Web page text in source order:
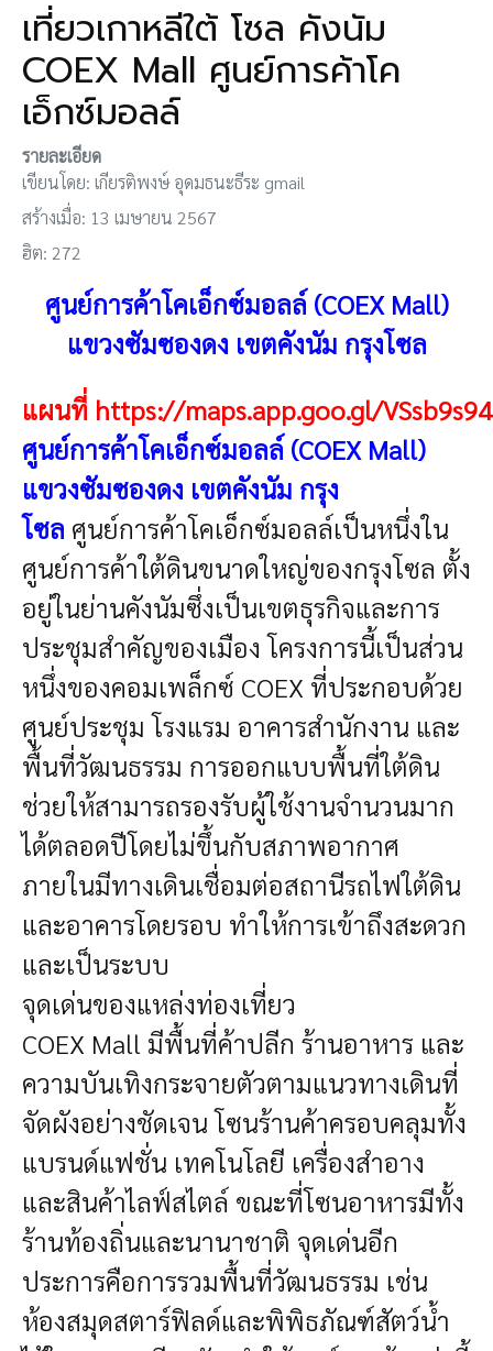
เที่ยวเกาหลีใต้ โซล คังนัม
COEX Mall ศูนย์การค้าโค
เอ็กซ์มอลล์
รายละเอียด
เขียนโดย: เกียรติพงษ์ อุดมธนะธีระ gmail
สร้างเมื่อ: 13 เมษายน 2567
ฮิต: 272
ศูนย์การค้าโคเอ็กซ์มอลล์ (COEX Mall)
แขวงซัมซองดง เขตคังนัม กรุงโซล
แผนที่ https://maps.app.goo.gl/
ศูนย์การค้าโคเอ็กซ์มอลล์ (COEX Mall)
แขวงซัมซองดง เขตคังนัม กรุง
โซล ศูนย์การค้าโคเอ็กซ์มอลล์เป็นหนึ่งใน
ศูนย์การค้าใต้ดินขนาดใหญ่ของกรุงโซล ตั้ง
อยู่ในย่านคังนัมซึ่งเป็นเขตธุรกิจและการ
ประชุมสำคัญของเมือง โครงการนี้เป็นส่วน
หนึ่งของคอมเพล็กซ์ COEX ที่ประกอบด้วย
ศูนย์ประชุม โรงแรม อาคารสำนักงาน และ
พื้นที่วัฒนธรรม การออกแบบพื้นที่ใต้ดิน
ช่วยให้สามารถรองรับผู้ใช้งานจำนวนมาก
ได้ตลอดปีโดยไม่ขึ้นกับสภาพอากาศ
ภายในมีทางเดินเชื่อมต่อสถานีรถไฟใต้ดิน
และอาคารโดยรอบ ทำให้การเข้าถึงสะดวก
และเป็นระบบ
จุดเด่นของแหล่งท่องเที่ยว
COEX Mall มีพื้นที่ค้าปลีก ร้านอาหาร และ
ความบันเทิงกระจายตัวตามแนวทางเดินที่
จัดผังอย่างชัดเจน โซนร้านค้าครอบคลุมทั้ง
แบรนด์แฟชั่น เทคโนโลยี เครื่องสำอาง
และสินค้าไลฟ์สไตล์ ขณะที่โซนอาหารมีทั้ง
ร้านท้องถิ่นและนานาชาติ จุดเด่นอีก
ประการคือการรวมพื้นที่วัฒนธรรม เช่น
ห้องสมุดสตาร์ฟิลด์และพิพิธภัณฑ์สัตว์น้ำ